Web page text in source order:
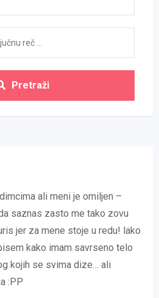
Pretraži
ali meni je omiljen –
saznas zasto me tako zovu
jer za mene stoje u redu! lako
kako imam savrseno telo
kojih se svima dize… ali
:PP